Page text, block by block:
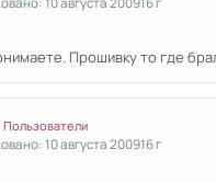
Прошивку то где
Пользователи
10 августа 200916 г